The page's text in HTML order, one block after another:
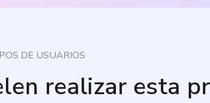
DE USUARIOS
realizar esta